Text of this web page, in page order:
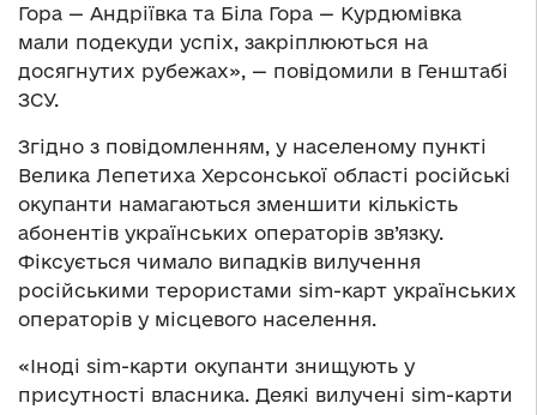
Гора — Андріївка та Біла Гора — Курдюмівка
мали подекуди успіх, закріплюються на
досягнутих рубежах», — повідомили в Генштабі
ЗСУ.
Згідно з повідомленням, у населеному пункті
Велика Лепетиха Херсонської області російські
окупанти намагаються зменшити кількість
абонентів українських операторів зв’язку.
Фіксується чимало випадків вилучення
російськими терористами sim-карт українських
операторів у місцевого населення.
«Іноді sim-карти окупанти знищують у
присутності власника. Деякі вилучені sim-карти